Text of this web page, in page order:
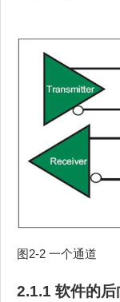
图2‑2 一个通道
2.1.1 软件的